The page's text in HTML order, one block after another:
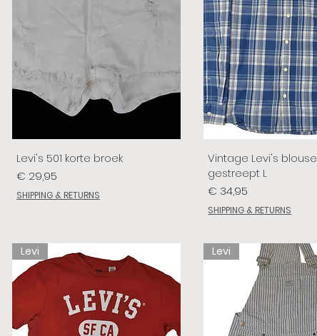
Levi's 501 korte broek
Prijs
€ 29,95
SHIPPING & RETURNS
Vintage Levi's blouse
gestreept L
Prijs
€ 34,95
SHIPPING & RETURNS
Levi Levi